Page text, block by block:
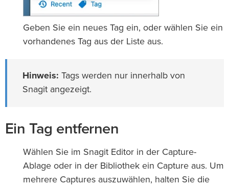
Geben Sie ein neues Tag ein, oder wählen Sie ein
vorhandenes Tag aus der Liste aus.
Hinweis: Tags werden nur innerhalb von
Snagit angezeigt.
Ein Tag entfernen
Wählen Sie im Snagit Editor in der Capture-
Ablage oder in der Bibliothek ein Capture aus. Um
mehrere Captures auszuwählen, halten Sie die